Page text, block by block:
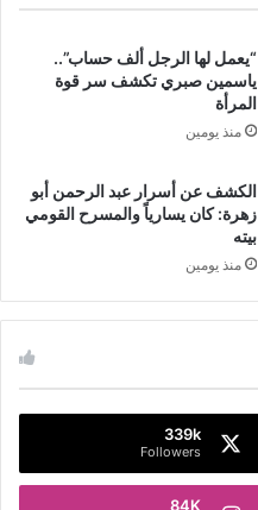
“يعمل لها الرجل ألف حساب”..
ياسمين صبري تكشف سر قوة
المرأة
منذ يومين
الكشف عن أسرار عبد الرحمن أبو
زهرة: كان يسارياً والمسرح القومي
بيته
منذ يومين
339k
Followers
84K